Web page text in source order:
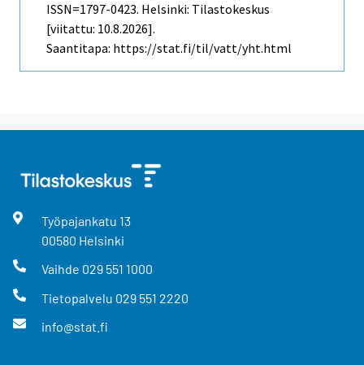
ISSN=1797-0423. Helsinki: Tilastokeskus
[viitattu: 10.8.2026].
Saantitapa: https://stat.fi/til/vatt/yht.html
Työpajankatu 13
00580 Helsinki
Vaihde 029 551 1000
Tietopalvelu 029 551 2220
info@stat.fi